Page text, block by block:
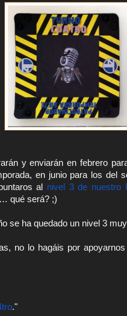
y enviarán en febrero
en junio para los del
al nivel 3 de nuestro
qué será? ;)
se ha quedado un nivel 3
no lo hagáis por
."